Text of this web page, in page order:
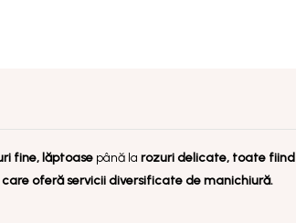
fine, lăptoase până la rozuri delicate, toate fiind
oferă servicii diversificate de manichiură.